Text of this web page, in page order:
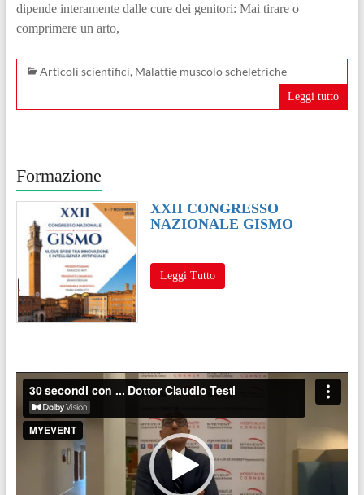
dipende interamente dalle cure dei genitori: Mai tirare o
comprimere un arto,
Articoli scientifici, Malattie muscolo scheletriche
Leggi tutto
Formazione
XXII CONGRESSO
NAZIONALE GISMO
Leggi Tutto
Video
Player